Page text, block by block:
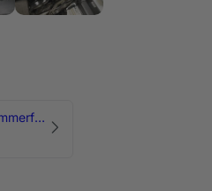
HPerformance Sommerfest 2026